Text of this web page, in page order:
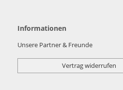
Informationen
Unsere Partner & Freunde
Vertrag widerrufen